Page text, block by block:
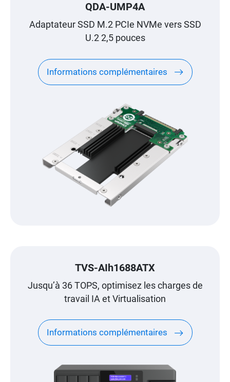
QDA-UMP4A
Adaptateur SSD M.2 PCIe NVMe vers SSD
U.2 2,5 pouces
Informations complémentaires
TVS-AIh1688ATX
Jusqu’à 36 TOPS, optimisez les charges de
travail IA et Virtualisation
Informations complémentaires